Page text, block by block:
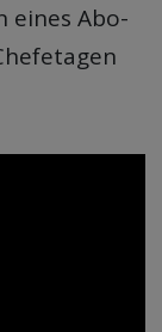
eines Abo-